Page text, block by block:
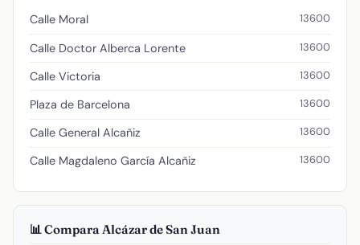
Calle Moral 13600
Calle Doctor Alberca Lorente 13600
Calle Victoria 13600
Plaza de Barcelona 13600
Calle General Alcañiz 13600
Calle Magdaleno García Alcañiz 13600
📊 Compara Alcázar de San Juan